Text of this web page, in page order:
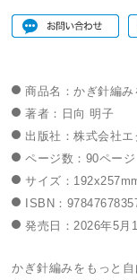
商品名：かぎ針編
著者：日向 明子
出版社：株式会社エ
ページ数：90ページ
サイズ：
ISBN：
発売日：2026年5月
かぎ針編みをもっと